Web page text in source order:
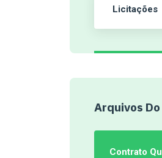
Licitações
Arquivos
Contrato